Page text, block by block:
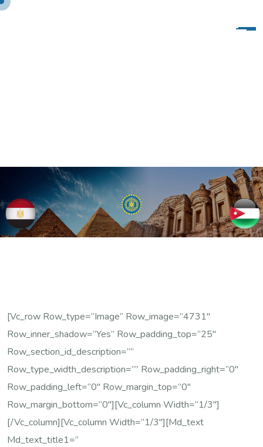
[vc_row Row_type=”image” Row_image=”4731″
Row_inner_shadow=”yes” Row_padding_top=”25″
Row_section_id_description=””
Row_type_width_description=”” Row_padding_right=”0″
Row_padding_left=”0″ Row_margin_top=”0″
Row_margin_bottom=”0″][vc_column Width=”1/3″]
[/vc_column][vc_column Width=”1/3″][md_text
Md_text_title1=”